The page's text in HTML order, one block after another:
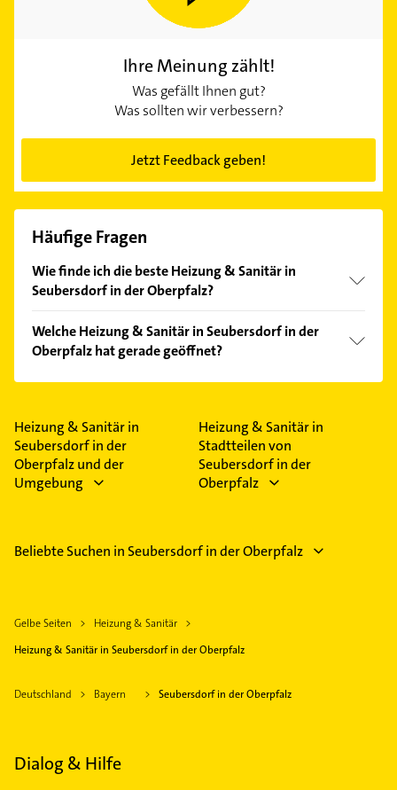
Ihre Meinung zählt!
Was gefällt Ihnen gut?
Was sollten wir verbessern?
Jetzt Feedback geben!
Häufige Fragen
Wie finde ich die beste Heizung & Sanitär in
Seubersdorf in der Oberpfalz?
Kundenmeinungen und profitieren Sie von den
Empfehlungen. Die Suchergebnisse können Sie sich
einfach nachBewertungensortiert anzeigen lassen.
Welche Heizung & Sanitär in Seubersdorf in der
Oberpfalz hat gerade geöffnet?
Im Anbieter-Bereich finden Sie alleÖffnungszeiten.
Feiertagen abweichen können.
Heizung & Sanitär in
Seubersdorf in der
Oberpfalz und der
Umgebung
Heizung & Sanitär in
Stadtteilen von
Seubersdorf in der
Oberpfalz
Beliebte Suchen in Seubersdorf in der Oberpfalz
Gelbe Seiten
Heizung & Sanitär
Heizung & Sanitär in Seubersdorf in der Oberpfalz
Deutschland Bayern Seubersdorf in der Oberpfalz
Dialog & Hilfe